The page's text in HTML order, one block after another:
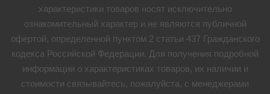
характеристики товaров носят исключительно
ознакомительный характер и не являются публичной
офертой, определенной пунктом 2 статьи 437 Гражданского
кодекса Российской Федерации. Для получения подробной
информации о характеристиках товaров, их наличии и
стоимости связывайтесь, пожалуйста, с менеджерами